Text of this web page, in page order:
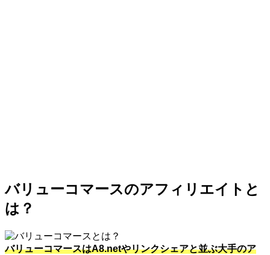
バリューコマースのアフィリエイトと
は？
バリューコマースはA8.netやリンクシェアと並ぶ大手のア